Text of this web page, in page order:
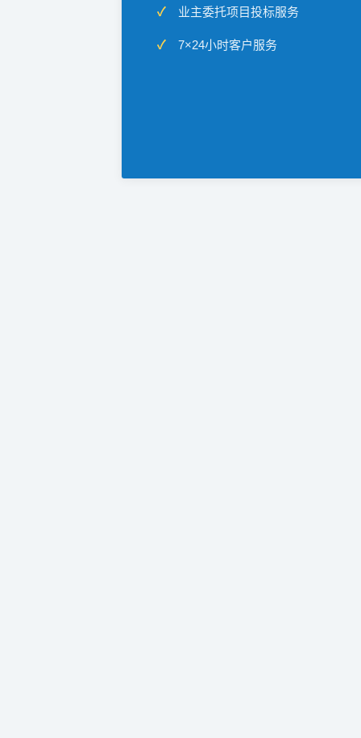
业主委托项目投标服务
7×24小时客户服务